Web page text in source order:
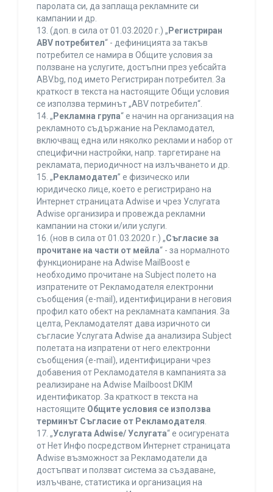
паролата си, да заплаща рекламните си
кампании и др.
13. (доп. в сила от 01.03.2020 г.) „ Регистриран
ABV потребител“ - дефиницията за такъв
потребител се намира в Общите условия за
ползване на услугите, достъпни през уебсайта
ABV.bg, под името Регистриран потребител. За
краткост в текста на настоящите Общи условия
се използва терминът „ABV потребител“.
14. „ Рекламна група“ е начин на организация на
рекламното съдържание на Рекламодател,
включващ една или няколко реклами и набор от
специфични настройки, напр. таргетиране на
рекламата, периодичност на излъчването и др.
15. „ Рекламодател” е физическо или
юридическо лице, което е регистрирано на
Интернет страницата Adwise и чрез Услугата
Adwise организира и провежда рекламни
кампании на стоки и/или услуги.
16. (нов в сила от 01.03.2020 г.) „Съгласие за
прочитане на части от мейла“ - за нормалното
функциониране на Adwise MailBoost е
необходимо прочитане на Subject полето на
изпратените от Рекламодателя електронни
съобщения (e-mail), идентифицирани в неговия
профил като обект на рекламната кампания. За
целта, Рекламодателят дава изричното си
съгласие Услугата Adwise да анализира Subject
полетата на изпратени от него електронни
съобщения (e-mail), идентифицирани чрез
добавения от Рекламодателя в кампанията за
реализиране на Adwise Mailboost DKIM
идентификатор. За краткост в текста на
настоящите Общите условия се използва
терминът Съгласие от Рекламодателя.
17. „Услугата Adwise/ Услугата“ е осигурената
от Нет Инфо посредством Интернет страницата
Adwise възможност за Рекламодатели да
достъпват и ползват система за създаване,
излъчване, статистика и организация на